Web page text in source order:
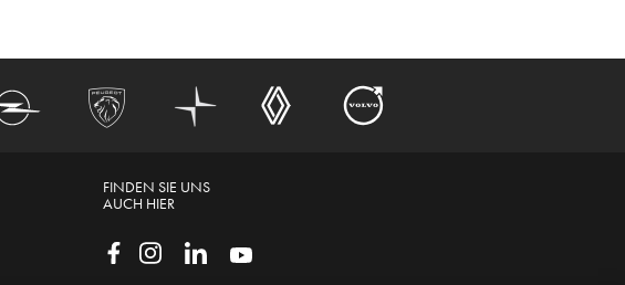
FINDEN SIE UNS
AUCH HIER